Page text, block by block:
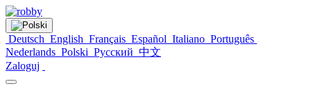
Deutsch English Français Español Italiano Português
Nederlands Polski Русский 中文
Zaloguj